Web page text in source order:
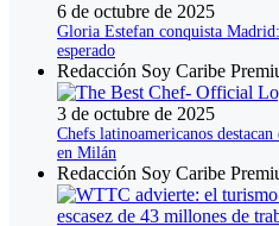
6 de octubre de 2025
Gloria Estefan conquista
esperado
Redacción Soy Caribe
3 de octubre de 2025
Chefs latinoamericanos
en Milán
Redacción Soy Caribe